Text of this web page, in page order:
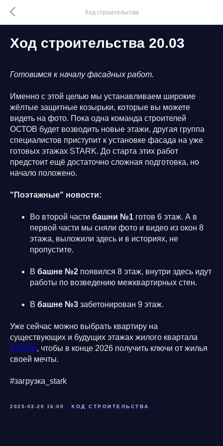
Ход строительства
Ход строительства 20.03
Готовимся к началу фасадных работ.
Именно с этой целью мы устанавливаем широкие
жёлтые защитные козырьки, которые вы можете
видеть на фото. Пока одна команда строителей
ОСТОВ будет возводить новые этажи, другая группа
специалистов приступит к установке фасада на уже
готовых этажах STARK. До старта этих работ
предстоит ещё достаточно сложная подготовка, но
начало положено.
"Поэтажные" новости:
Во второй части башни №1 готов 6 этаж. А в
первой части мы сняли фото и видео из окон 8
этажа, выложили здесь и в историях, не
пропустите.
В башне №2 появился 8 этаж, внутри здесь идут
работы по возведению межквартирных стен.
В башне №3 забетонирован 9 этаж.
Уже сейчас можно выбрать квартиру на
существующих и будущих этажах жилого квартала
STARK, чтобы в конце 2026 получить ключи от жилья
своей мечты.
#загрузка_stark
2025-03-20 16:00 ХОД СТРОИТЕЛЬСТВА